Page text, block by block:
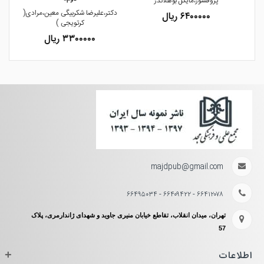
۶۴۰۰۰۰۰ ریال
دکتر،علیرضا شکربیگی معین،مرادی(
کرتویجی )
۳۳۰۰۰۰۰ ریال
majdpub@gmail.com
۶۶۴۱۲۰۷۸ - ۶۶۴۰۹۴۲۲ - ۶۶۴۹۵۰۳۴
تهران، میدان انقلاب، تقاطع خیابان منیری جاوید و شهدای ژاندارمری، پلاک
57
اطلاعات +